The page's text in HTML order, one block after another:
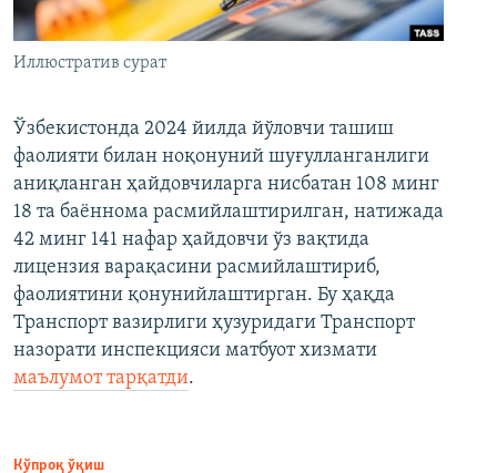
Иллюстратив сурат
Ўзбекистонда 2024 йилда йўловчи ташиш
фаолияти билан ноқонуний шуғулланганлиги
аниқланган ҳайдовчиларга нисбатан 108 минг
18 та баённома расмийлаштирилган, натижада
42 минг 141 нафар ҳайдовчи ўз вақтида
лицензия варақасини расмийлаштириб,
фаолиятини қонунийлаштирган. Бу ҳақда
Транспорт вазирлиги ҳузуридаги Транспорт
назорати инспекцияси матбуот хизмати
маълумот тарқатди.
Кўпроқ ўқиш